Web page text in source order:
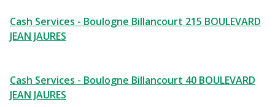
Cash Services - Boulogne Billancourt 215 BOULEVARD
JEAN JAURES
Cash Services - Boulogne Billancourt 40 BOULEVARD
JEAN JAURES